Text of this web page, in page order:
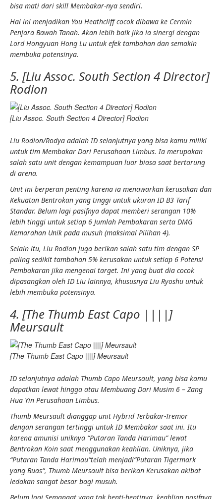
bisa mati dari skill Membakar-nya sendiri.
Hal ini menjadikan You Heathcliff cocok dibawa ke Cermin
Penjara Bawah Tanah. Akan lebih baik jika ia sinergi dengan
Lord Hongyuan Hong Lu untuk efek tambahan dan semakin
membuka potensinya.
5. [Liu Assoc. South Section 4 Director]
Rodion
[Liu Assoc. South Section 4 Director] Rodion
Liu Rodion/Rodya adalah ID selanjutnya yang bisa kamu miliki
untuk tim Membakar Dari Perusahaan Limbus. Ia merupakan
salah satu unit dengan kemampuan luar biasa saat bertarung
di arena.
Unit ini berperan penting karena ia menawarkan kerusakan dan
Kekuatan Bentrokan yang tinggi untuk ukuran ID B3 Tarif
Standar. Belum lagi pasifnya dapat memberi serangan 10%
lebih tinggi untuk setiap 6 Jumlah Pembakaran serta DMG
Kemarahan Unik pada musuh (maksimal Pilihan 4).
Selain itu, Liu Rodion juga berikan salah satu tim dengan SP
paling sedikit tambahan 5% kerusakan untuk setiap 6 Potensi
Pembakaran jika mengenai target. Ini yang buat dia cocok
dipasangkan oleh ID Liu lainnya, khususnya Liu Ryoshu untuk
lebih membuka potensinya.
4. [The Thumb East Capo ||||]
Meursault
[The Thumb East Capo ||||] Meursault
ID selanjutnya adalah Thumb Capo Meursault, yang bisa kamu
dapatkan lewat hingga atau Membuang Dari Musim 6 – Zang
Hua Yin Perusahaan Limbus.
Thumb Meursault dianggap unit Hybrid Terbakar-Tremor
dengan serangan tertinggi untuk ID Membakar saat ini. Itu
karena amunisi uniknya “Putaran Tanda Harimau” lewat
Bentrokan Koin saat menggunakan keahlian. Uniknya, jika
“Putaran Tanda Harimau“telah menjadi”Putaran Tigermark
yang Buas“, Thumb Meursault bisa berikan Kerusakan akibat
ledakan sangat besar bagi musuh.